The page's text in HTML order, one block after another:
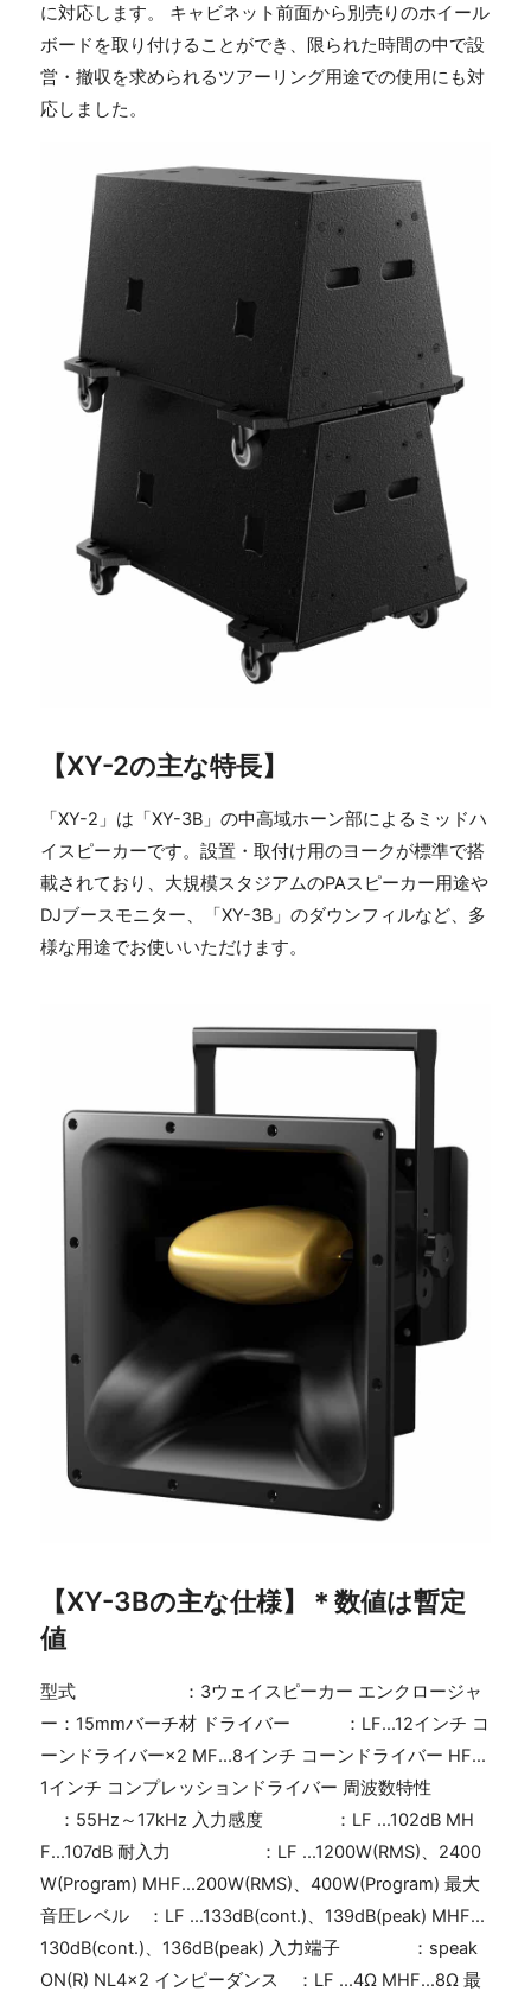
に対応します。 キャビネット前面から別売りのホイール
ボードを取り付けることができ、限られた時間の中で設
営・撤収を求められるツアーリング用途での使用にも対
応しました。
【XY-2の主な特長】
「XY-2」は「XY-3B」の中高域ホーン部によるミッドハ
イスピーカーです。設置・取付け用のヨークが標準で搭
載されており、大規模スタジアムのPAスピーカー用途や
DJブースモニター、「XY-3B」のダウンフィルなど、多
様な用途でお使いいただけます。
【XY-3Bの主な仕様】＊数値は暫定
値
型式 ：3ウェイスピーカー エンクロージャ
ー：15mmバーチ材 ドライバー ：LF...12インチ コ
ーンドライバー×2 MF...8インチ コーンドライバー HF...
1インチ コンプレッションドライバー 周波数特性
：55Hz～17kHz 入力感度 ：LF ...102dB MH
F...107dB 耐入力 ：LF ...1200W(RMS)、2400
W(Program) MHF...200W(RMS)、400W(Program) 最大
音圧レベル ：LF ...133dB(cont.)、139dB(peak) MHF...
130dB(cont.)、136dB(peak) 入力端子 ：speak
ON(R) NL4×2 インピーダンス ：LF ...4Ω MHF...8Ω 最